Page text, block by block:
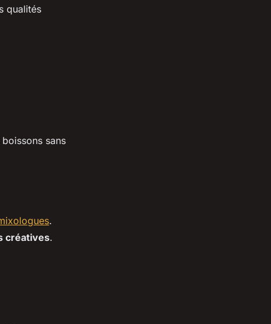
qualités
sans
.
créatives.